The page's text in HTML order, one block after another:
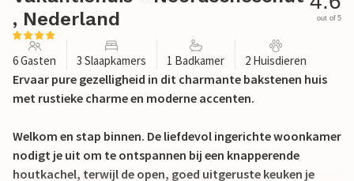
, Nederland
out of 5
6 Gasten 3 Slaapkamers 1 Badkamer 2 Huisdieren
Ervaar pure gezelligheid in dit charmante bakstenen huis
met rustieke charme en moderne accenten.
Welkom en stap binnen. De liefdevol ingerichte woonkamer
nodigt je uit om te ontspannen bij een knapperende
houtkachel, terwijl de open, goed uitgeruste keuken je